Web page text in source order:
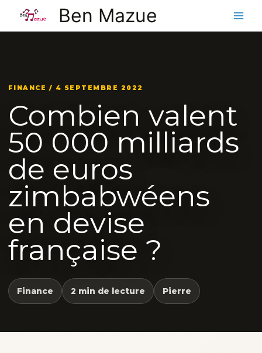
contenu
Ben Mazue
FINANCE / 4 SEPTEMBRE 2022
Combien valent
50 000 milliards
de euros
zimbabwéens
en devise
française ?
Finance 2 min de lecture Pierre